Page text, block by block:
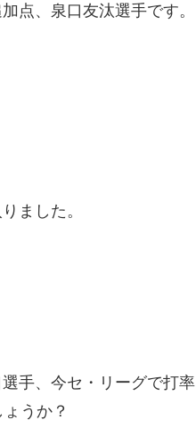
点、泉口友汰選手です。
ました。
手、今セ・リーグで打率
うか？